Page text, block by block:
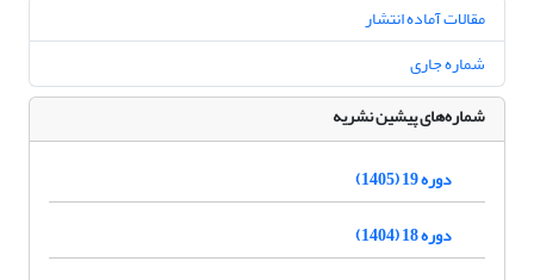
مقالات آماده انتشار
شماره جاری
شماره‌های پیشین نشریه
دوره 19 (1405)
دوره 18 (1404)